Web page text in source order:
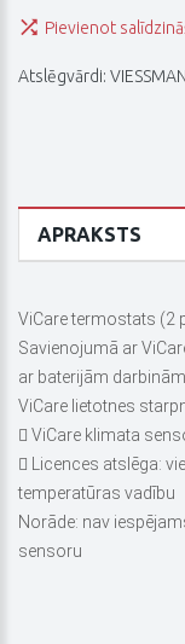
Pievienot
Atslēgvārdi:
APRAKSTS
ViCare termostats (2
Savienojumā ar
ar baterijām
ViCare lietotnes
 ViCare klimata
 Licences atslēga:
temperatūras vadību
Norāde: nav
sensoru